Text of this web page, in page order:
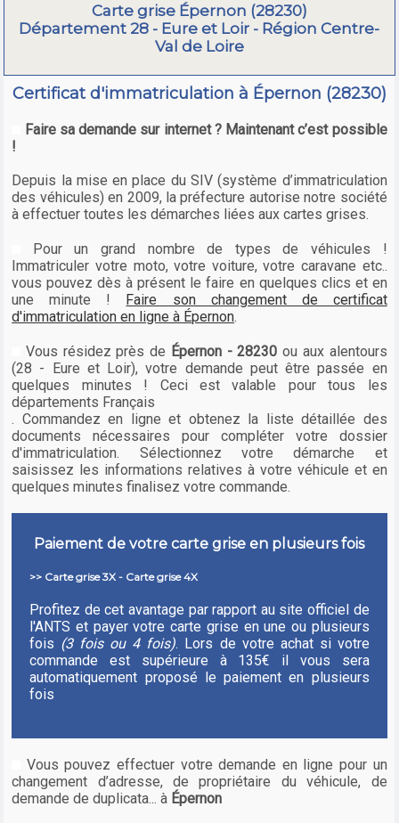
Carte grise Épernon (28230)
Département 28 - Eure et Loir - Région Centre-
Val de Loire
Certificat d'immatriculation à Épernon (28230)
Faire sa demande sur internet ? Maintenant c’est possible
!
Depuis la mise en place du SIV (système d’immatriculation
des véhicules) en 2009, la préfecture autorise notre société
à effectuer toutes les démarches liées aux cartes grises.
Pour un grand nombre de types de véhicules !
Immatriculer votre moto, votre voiture, votre caravane etc..
vous pouvez dès à présent le faire en quelques clics et en
une minute ! Faire son changement de certificat
d'immatriculation en ligne à Épernon.
Vous résidez près de Épernon - 28230 ou aux alentours
(28 - Eure et Loir), votre demande peut être passée en
quelques minutes ! Ceci est valable pour tous les
départements Français
. Commandez en ligne et obtenez la liste détaillée des
documents nécessaires pour compléter votre dossier
d'immatriculation. Sélectionnez votre démarche et
saisissez les informations relatives à votre véhicule et en
quelques minutes finalisez votre commande.
Paiement de votre carte grise en plusieurs fois
>> Carte grise 3X - Carte grise 4X
Profitez de cet avantage par rapport au site officiel de
l'ANTS et payer votre carte grise en une ou plusieurs
fois (3 fois ou 4 fois). Lors de votre achat si votre
commande est supérieure à 135€ il vous sera
automatiquement proposé le paiement en plusieurs
fois
Vous pouvez effectuer votre demande en ligne pour un
changement d’adresse, de propriétaire du véhicule, de
demande de duplicata... à Épernon